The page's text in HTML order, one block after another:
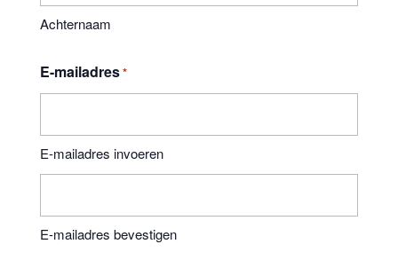
Achternaam
E-mailadres*
E-mailadres invoeren
E-mailadres bevestigen